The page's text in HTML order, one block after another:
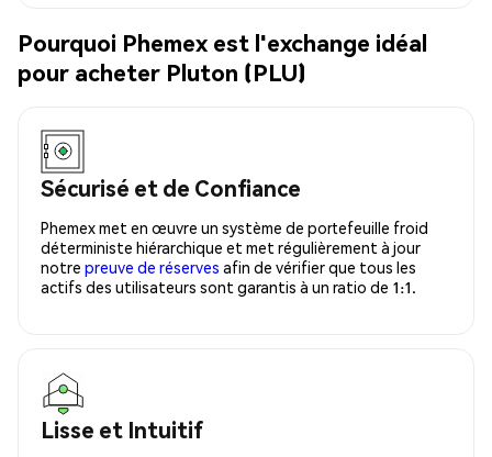
Pourquoi Phemex est l'exchange idéal
pour acheter Pluton (PLU)
Sécurisé et de Confiance
Phemex met en œuvre un système de portefeuille froid
déterministe hiérarchique et met régulièrement à jour
notre preuve de réserves afin de vérifier que tous les
actifs des utilisateurs sont garantis à un ratio de 1:1.
Lisse et Intuitif